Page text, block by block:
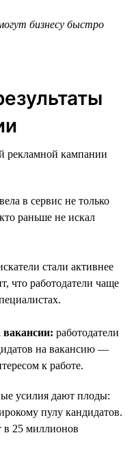
бизнесу быстро
рекламной кампании
в сервис не только
раньше не искал
стали активнее
что работодатели чаще
работодатели
на вакансию —
к работе.
усилия дают плоды:
пулу кандидатов.
в 25 миллионов